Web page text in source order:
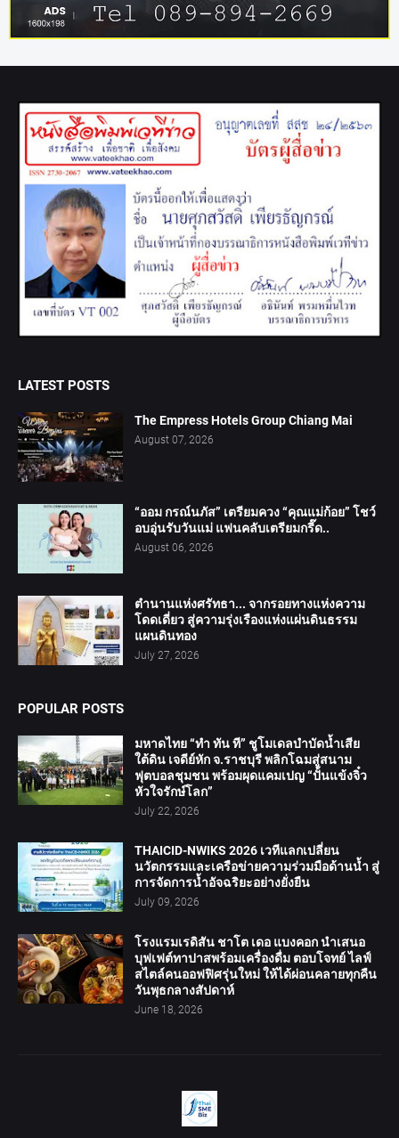
LATEST POSTS
The Empress Hotels Group Chiang Mai
August 07, 2026
“ออม กรณ์นภัส” เตรียมควง “คุณแม่ก้อย” โชว์
อบอุ่นรับวันแม่ แฟนคลับเตรียมกรี๊ด..
August 06, 2026
ตำนานแห่งศรัทธา... จากรอยทางแห่งความ
โดดเดี่ยว สู่ความรุ่งเรืองแห่งแผ่นดินธรรม
แผนดินทอง
July 27, 2026
POPULAR POSTS
มหาดไทย “ทำ ทัน ที” ชูโมเดลบำบัดน้ำเสีย
ใต้ดิน เจดีย์หัก จ.ราชบุรี พลิกโฉมสู่สนาม
ฟุตบอลชุมชน พร้อมผุดแคมเปญ “ปั้นแข้งจิ๋ว
หัวใจรักษ์โลก”
July 22, 2026
THAICID-NWIKS 2026 เวทีแลกเปลี่ยน
นวัตกรรมและเครือข่ายความร่วมมือด้านน้ำ สู่
การจัดการน้ำอัจฉริยะอย่างยั่งยืน
July 09, 2026
โรงแรมเรดิสัน ชาโต เดอ แบงคอก นำเสนอ
บุฟเฟต์ทาปาสพร้อมเครื่องดื่ม ตอบโจทย์ ไลฟ์
สไตล์คนออฟฟิศรุ่นใหม่ ให้ได้ผ่อนคลายทุกคืน
วันพุธกลางสัปดาห์
June 18, 2026